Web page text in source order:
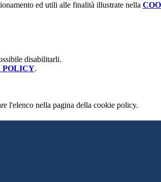
ed utili alle finalità illustrate nella
disabilitarli.
POLICY.
l'elenco nella pagina della cookie policy.